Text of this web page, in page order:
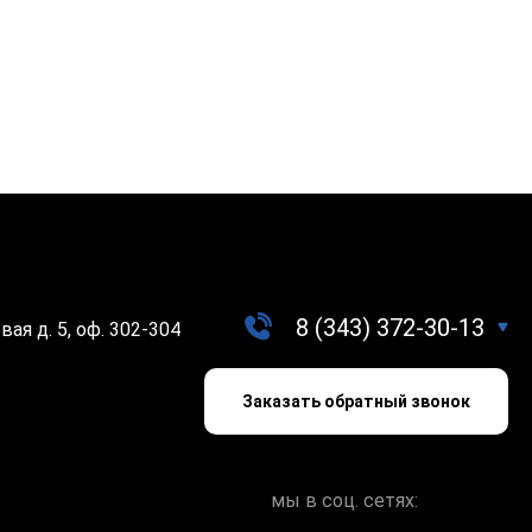
д. 5, оф. 302-304 8 (343) 372-30-13
Заказать обратный звонок
мы в соц. сетях: